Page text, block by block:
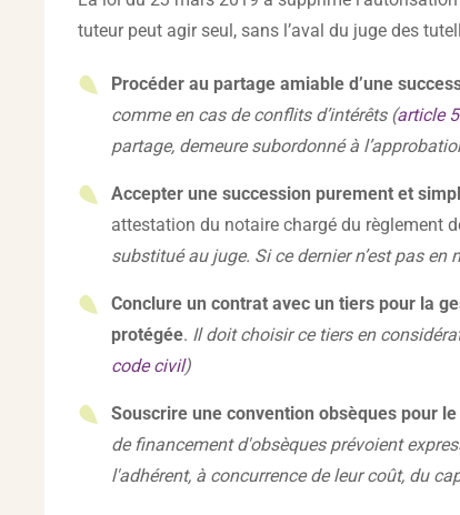
tuteur peut agir seul, sans l’aval du juge des
Procéder au partage amiable d’une
comme en cas de conflits d’intérêts (article
partage, demeure subordonné à
Accepter une succession purement et
attestation du notaire chargé du règlement
substitué au juge. Si ce dernier n’est pas
Conclure un contrat avec un tiers pour la
protégée. Il doit choisir ce tiers en
code civil)
Souscrire une convention obsèques pour
de financement d'obsèques prévoient
l'adhérent, à concurrence de leur coût, du